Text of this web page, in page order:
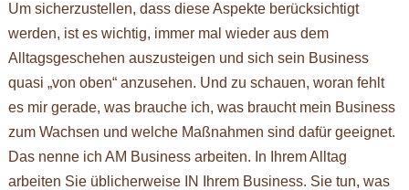
Um sicherzustellen, dass diese Aspekte berücksichtigt
werden, ist es wichtig, immer mal wieder aus dem
Alltagsgeschehen auszusteigen und sich sein Business
quasi „von oben“ anzusehen. Und zu schauen, woran fehlt
es mir gerade, was brauche ich, was braucht mein Business
zum Wachsen und welche Maßnahmen sind dafür geeignet.
Das nenne ich AM Business arbeiten. In Ihrem Alltag
arbeiten Sie üblicherweise IN Ihrem Business. Sie tun, was